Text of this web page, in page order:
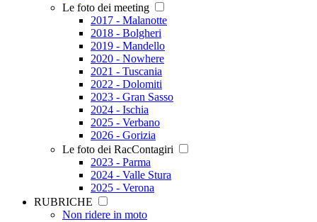
Le foto dei meeting
2017 - Malanotte
2018 - Bolgheri
2019 - Mandello
2020 - Nowhere
2021 - Tuscania
2022 - Dolomiti
2023 - Gran Sasso
2024 - Ischia
2025 - Verbano
2026 - Gorizia
Le foto dei RacContagiri
2023 - Parma
2024 - Valle Stura
2025 - Verona
RUBRICHE
Non ridere in moto